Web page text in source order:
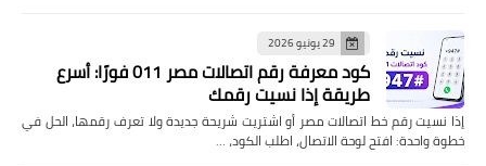
29 يونيو 2026
كود معرفة رقم اتصالات مصر 011 فورًا: أسرع
طريقة إذا نسيت رقمك
إذا نسيت رقم خط اتصالات مصر أو اشتريت شريحة جديدة ولا تعرف رقمها، الحل في
خطوة واحدة: افتح لوحة الاتصال، اطلب الكود، …